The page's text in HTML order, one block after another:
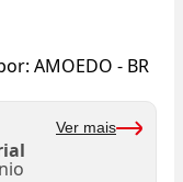
AMOEDO - BR
Ver mais